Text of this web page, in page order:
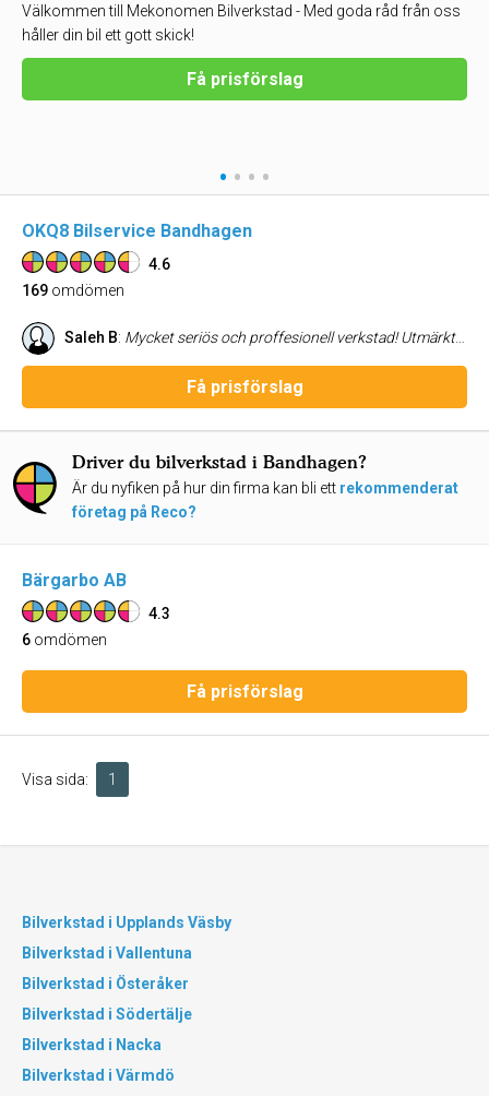
Välkommen till Mekonomen Bilverkstad - Med goda råd från oss
håller din bil ett gott skick!
Få prisförslag
• • • •
OKQ8 Bilservice Bandhagen
4.6
169 omdömen
Saleh B: Mycket seriös och proffesionell verkstad! Utmärkt service dessutom!
Få prisförslag
Driver du bilverkstad i Bandhagen?
Är du nyfiken på hur din firma kan bli ett rekommenderat
företag på Reco?
Bärgarbo AB
4.3
6 omdömen
Få prisförslag
Visa sida: 1
Bilverkstad i Upplands Väsby
Bilverkstad i Vallentuna
Bilverkstad i Österåker
Bilverkstad i Södertälje
Bilverkstad i Nacka
Bilverkstad i Värmdö